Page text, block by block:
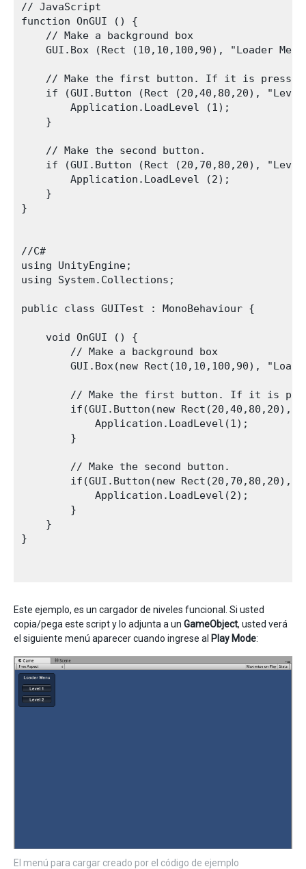
// JavaScript
function OnGUI () {
    // Make a background box
GUI.Box (Rect (10,10,100,90), "Loader
// Make the first button. If it is
if (GUI.Button (Rect (20,40,80,20),
        Application.LoadLevel (1);
    }
    // Make the second button.
if (GUI.Button (Rect (20,70,80,20),
        Application.LoadLevel (2);
    }
}
//C#
using UnityEngine;
using System.Collections;
public class GUITest : MonoBehaviour {
    void OnGUI () {
        // Make a background box
GUI.Box(new Rect(10,10,100,90),
// Make the first button. If it is
if(GUI.Button(new Rect(20,40,80,20),
            Application.LoadLevel(1);
        }
        // Make the second button.
if(GUI.Button(new Rect(20,70,80,20),
            Application.LoadLevel(2);
        }
    }
}
Este ejemplo, es un cargador de niveles funcional. Si usted
copia/pega este script y lo adjunta a un GameObject, usted verá
el siguiente menú aparecer cuando ingrese al Play Mode:
El menú para cargar creado por el código de ejemplo